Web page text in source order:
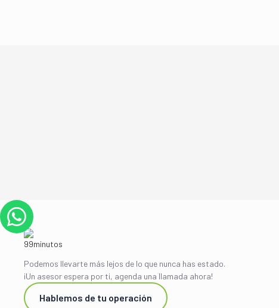
Podemos llevarte más lejos de lo que nunca has estado.
¡Un asesor espera por ti, agenda una llamada ahora!
Hablemos de tu operación